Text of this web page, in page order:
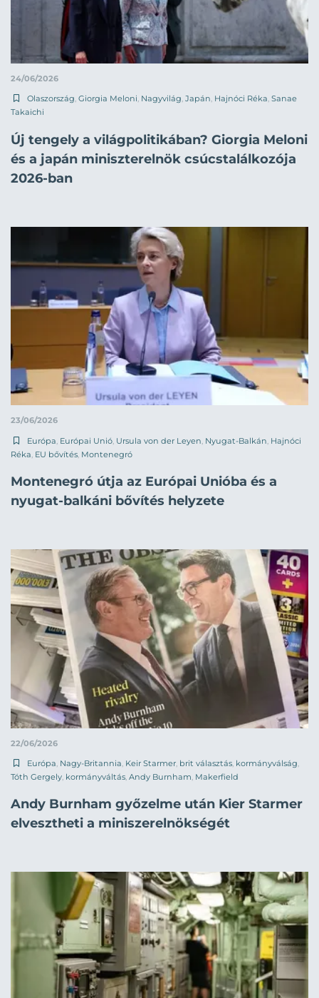
24/06/2026
Olaszország, Giorgia Meloni, Nagyvilág, Japán, Hajnóci Réka, Sanae
Takaichi
Új tengely a világpolitikában? Giorgia Meloni
és a japán miniszterelnök csúcstalálkozója
2026-ban
23/06/2026
Európa Európai Unió Ursula von der Leyen Nyugat-Balkán Hajnóci
Réka EU bővítés Montenegró
Montenegró útja az Európai Unióba és a
nyugat-balkáni bővítés helyzete
22/06/2026
Európa Nagy-Britannia Keir Starmer brit választás kormányválság
Tóth Gergely kormányváltás Andy Burnham Makerfield
Andy Burnham győzelme után Kier Starmer
elvesztheti a miniszerelnökségét